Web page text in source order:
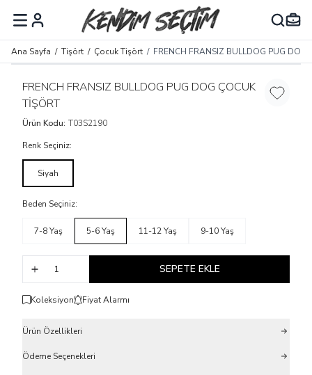
MENÜ
Ana Sayfa / Tişört / Çocuk Tişört / FRENCH FRANSIZ BULLDOG PUG DOG
FRENCH FRANSIZ BULLDOG PUG DOG ÇOCUK
TİŞÖRT
Favoriye
Ürün Kodu: T03S2190
Renk Seçiniz:
Siyah
Beden Seçiniz:
7-8 Yaş 5-6 Yaş 11-12 Yaş 9-10 Yaş
SEPETE EKLE
Koleksiyon Fiyat Alarmı
Ürün Özellikleri
Ödeme Seçenekleri